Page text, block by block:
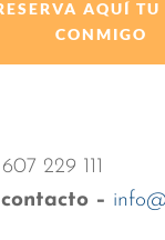
AQUÍ TU
CONMIGO
607 229 111
–